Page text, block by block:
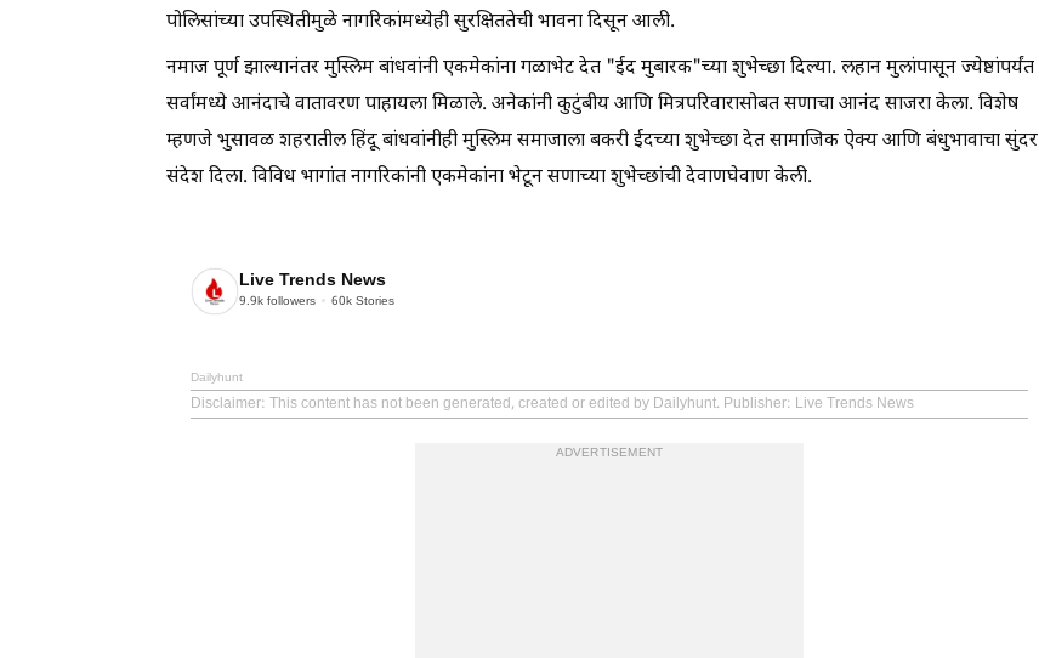
पोलिसांच्या उपस्थितीमुळे नागरिकांमध्येही सुरक्षिततेची भावना दिसून आली.
नमाज पूर्ण झाल्यानंतर मुस्लिम बांधवांनी एकमेकांना गळाभेट देत "ईद मुबारक"च्या शुभेच्छा दिल्या. लहान मुलांपासून ज्येष्ठांपर्यंत
सर्वांमध्ये आनंदाचे वातावरण पाहायला मिळाले. अनेकांनी कुटुंबीय आणि मित्रपरिवारासोबत सणाचा आनंद साजरा केला. विशेष
म्हणजे भुसावळ शहरातील हिंदू बांधवांनीही मुस्लिम समाजाला बकरी ईदच्या शुभेच्छा देत सामाजिक ऐक्य आणि बंधुभावाचा सुंदर
संदेश दिला. विविध भागांत नागरिकांनी एकमेकांना भेटून सणाच्या शुभेच्छांची देवाणघेवाण केली.
Live Trends News
9.9k followers 60k Stories
Dailyhunt
Disclaimer: This content has not been generated, created or edited by Dailyhunt. Publisher: Live Trends News
ADVERTISEMENT